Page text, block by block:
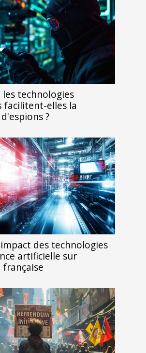
technologies
facilitent-elles la
?
des technologies
artificielle sur